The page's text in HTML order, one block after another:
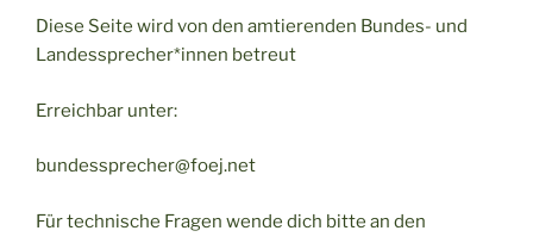
Diese Seite wird von den amtierenden Bundes- und
Landessprecher*innen betreut
Erreichbar unter:
bundessprecher@foej.net
Für technische Fragen wende dich bitte an den